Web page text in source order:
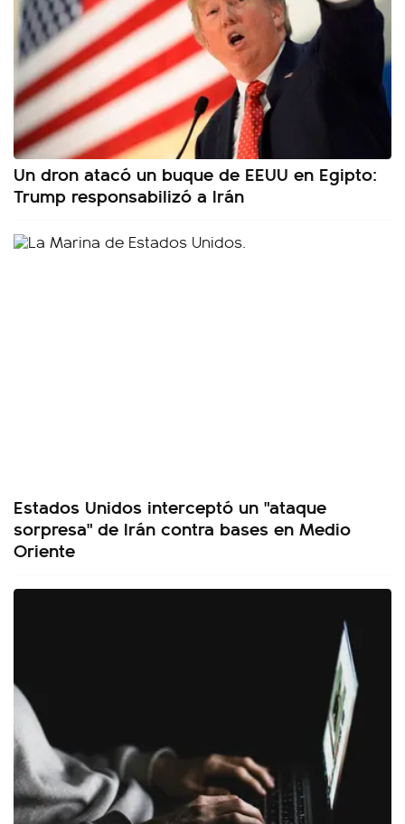
Un dron atacó un buque de EEUU en Egipto:
Trump responsabilizó a Irán
Estados Unidos interceptó un "ataque
sorpresa" de Irán contra bases en Medio
Oriente